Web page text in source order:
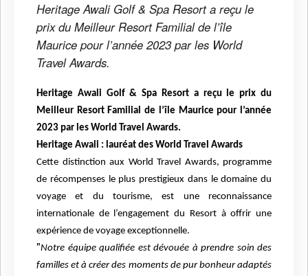
Heritage Awali Golf & Spa Resort a reçu le
prix du Meilleur Resort Familial de l’île
Maurice pour l’année 2023 par les World
Travel Awards.
Heritage Awali Golf & Spa Resort a reçu le prix du
Meilleur Resort Familial de l’île Maurice pour l’année
2023 par les World Travel Awards.
Heritage Awali : lauréat des World Travel Awards
Cette distinction aux World Travel Awards, programme
de récompenses le plus prestigieux dans le domaine du
voyage et du tourisme, est une reconnaissance
internationale de l’engagement du Resort à offrir une
expérience de voyage exceptionnelle.
"Notre équipe qualifiée est dévouée à prendre soin des
familles et à créer des moments de pur bonheur adaptés